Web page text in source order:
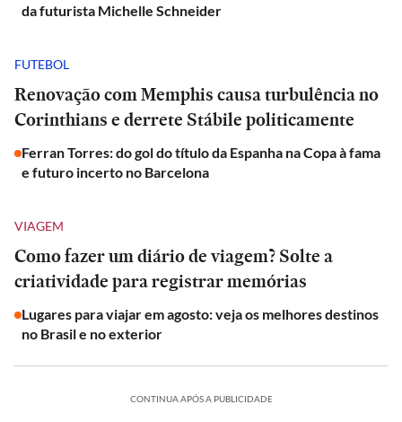
da futurista Michelle Schneider
FUTEBOL
Renovação com Memphis causa turbulência no
Corinthians e derrete Stábile politicamente
Ferran Torres: do gol do título da Espanha na Copa à fama
e futuro incerto no Barcelona
VIAGEM
Como fazer um diário de viagem? Solte a
criatividade para registrar memórias
Lugares para viajar em agosto: veja os melhores destinos
no Brasil e no exterior
CONTINUA APÓS A PUBLICIDADE